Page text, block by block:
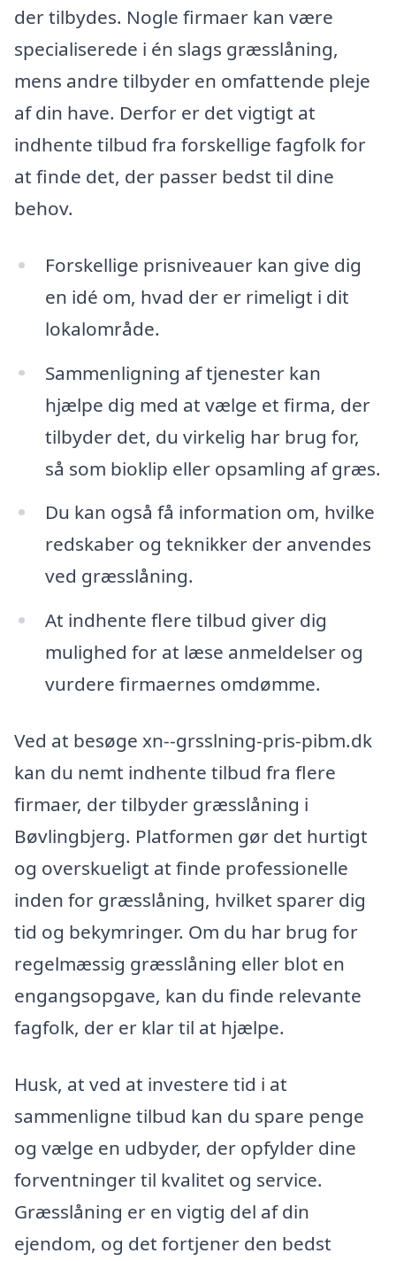
der tilbydes. Nogle firmaer kan være
specialiserede i én slags græsslåning,
mens andre tilbyder en omfattende pleje
af din have. Derfor er det vigtigt at
indhente tilbud fra forskellige fagfolk for
at finde det, der passer bedst til dine
behov.
Forskellige prisniveauer kan give dig
en idé om, hvad der er rimeligt i dit
lokalområde.
Sammenligning af tjenester kan
hjælpe dig med at vælge et firma, der
tilbyder det, du virkelig har brug for,
så som bioklip eller opsamling af græs.
Du kan også få information om, hvilke
redskaber og teknikker der anvendes
ved græsslåning.
At indhente flere tilbud giver dig
mulighed for at læse anmeldelser og
vurdere firmaernes omdømme.
Ved at besøge xn--grsslning-pris-pibm.dk
kan du nemt indhente tilbud fra flere
firmaer, der tilbyder græsslåning i
Bøvlingbjerg. Platformen gør det hurtigt
og overskueligt at finde professionelle
inden for græsslåning, hvilket sparer dig
tid og bekymringer. Om du har brug for
regelmæssig græsslåning eller blot en
engangsopgave, kan du finde relevante
fagfolk, der er klar til at hjælpe.
Husk, at ved at investere tid i at
sammenligne tilbud kan du spare penge
og vælge en udbyder, der opfylder dine
forventninger til kvalitet og service.
Græsslåning er en vigtig del af din
ejendom, og det fortjener den bedst